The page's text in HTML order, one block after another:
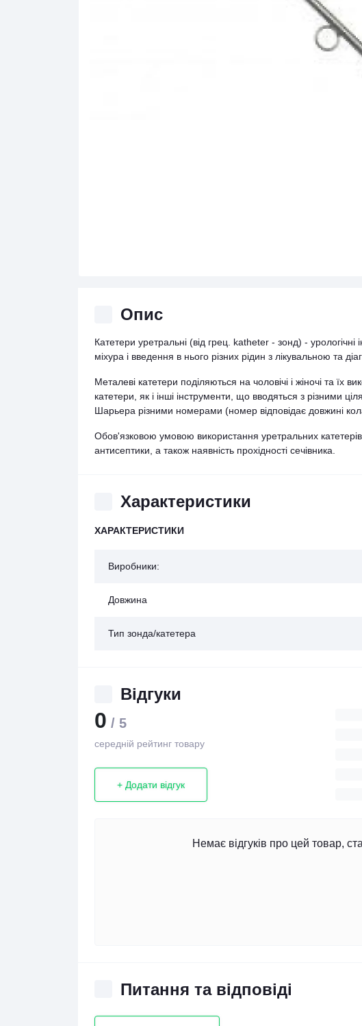
Опис
Катетери уретральні (від грец. katheter - зонд) -
міхура і введення в нього різних рідин з лікувальною та
Металеві катетери поділяються на чоловічі і жіночі та їх
катетери, як і інші інструменти, що вводяться з різними
Шарьера різними номерами (номер відповідає довжині
Обов'язковою умовою використання уретральних
антисептики, а також наявність прохідності сечівника.
Характеристики
ХАРАКТЕРИСТИКИ
Виробники:
Довжина
Тип зонда/катетера
Відгуки
0 / 5
середній рейтинг товару
+ Додати відгук
Немає відгуків про цей товар,
Питання та відповіді